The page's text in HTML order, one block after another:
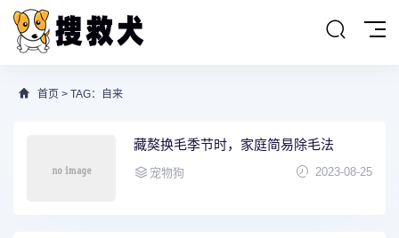
首页 > TAG：自来
藏獒换毛季节时，家庭简易除毛法
宠物狗 2023-08-25